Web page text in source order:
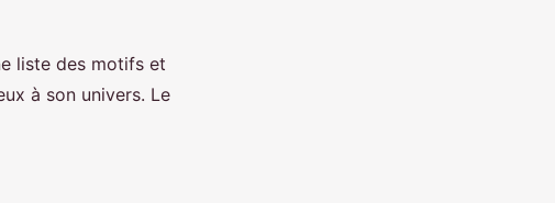
liste des motifs et
à son univers. Le